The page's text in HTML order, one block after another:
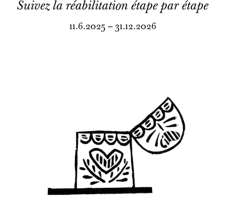
Suivez la réabilitation étape par étape
11.6.2025 – 31.12.2026